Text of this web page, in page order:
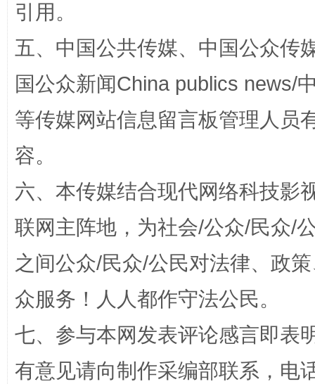
扯下公款旅游的“隐身衣” 如何以
引用。
五、中国公共传媒、中国公众传
国公众新闻China publics news/
等传媒网站信息留言板管理人员
容。
六、本传媒结合现代网络科技影
联网主阵地，为社会/公众/民众/
之间公众/民众/公民对法律、政
众服务！人人都作守法公民。
七、参与本网发表评论感言即表
有意见请向制作采编部联系，电